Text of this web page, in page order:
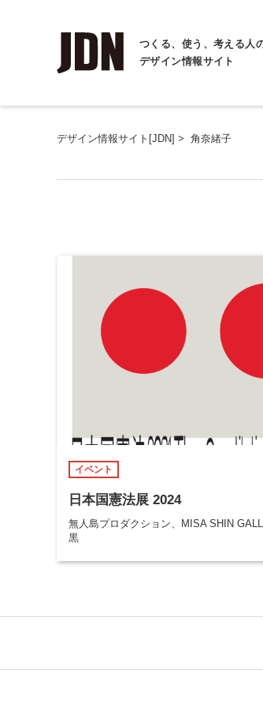
つくる、使う、考える人
デザイン情報サイト
デザイン情報サイト[JDN] > 角奈緒子
イベント
日本国憲法展 2024
無人島プロダクション、MISA SHIN
黒